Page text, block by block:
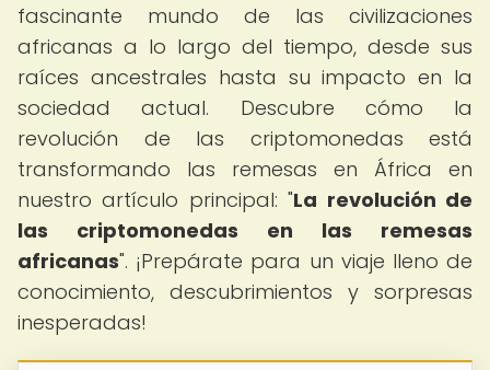
fascinante mundo de las civilizaciones
africanas a lo largo del tiempo, desde sus
raíces ancestrales hasta su impacto en la
sociedad actual. Descubre cómo la
revolución de las criptomonedas está
transformando las remesas en África en
nuestro artículo principal: "La revolución de
las criptomonedas en las remesas
africanas". ¡Prepárate para un viaje lleno de
conocimiento, descubrimientos y sorpresas
inesperadas!